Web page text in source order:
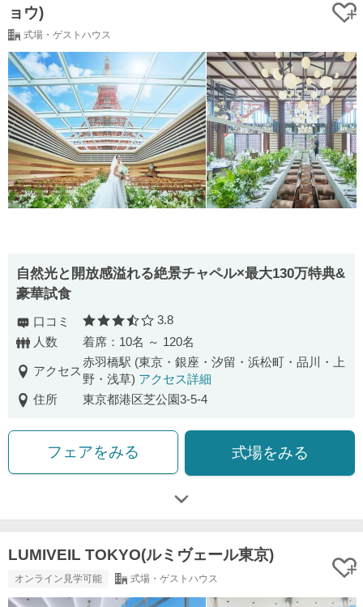
ョウ)
式場・ゲストハウス
自然光と開放感溢れる絶景チャペル×最大130万特典&
豪華試食
口コミ 口コミ評価
3.8
人数
着席：10名 ～ 120名
アクセス
赤羽橋駅 (東京・銀座・汐留・浜松町・品川・上
野・浅草) アクセス詳細
住所
東京都港区芝公園3-5-4
フェアをみる 式場をみる
LUMIVEIL TOKYO(ルミヴェール東京)
オンライン見学可能 式場・ゲストハウス